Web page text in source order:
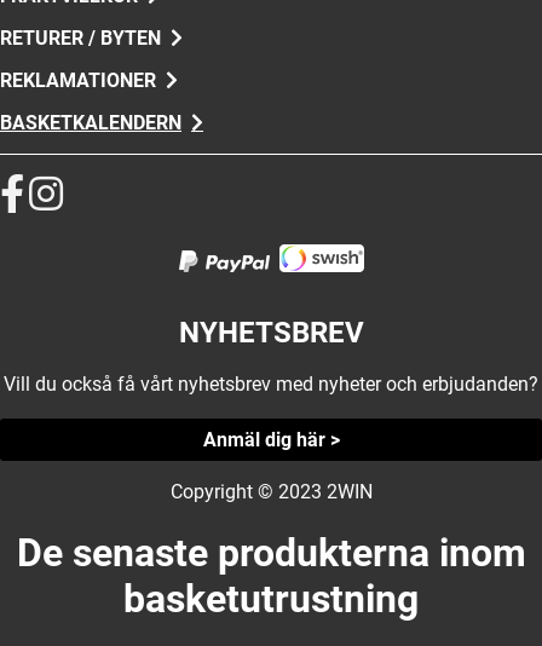
RETURER / BYTEN
REKLAMATIONER
BASKETKALENDERN
NYHETSBREV
Vill du också få vårt nyhetsbrev med nyheter och erbjudanden?
Anmäl dig här >
Copyright © 2023 2WIN
De senaste produkterna inom
basketutrustning